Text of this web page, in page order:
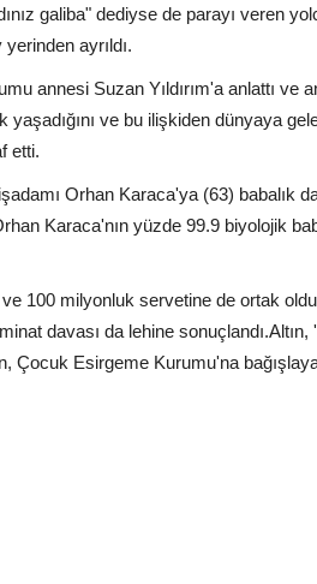
galiba" dediyse de parayı veren
ayrıldı.
annesi Suzan Yıldırım'a anlattı ve
yaşadığını ve bu ilişkiden dünyaya
etti.
Orhan Karaca'ya (63) babalık
Karaca'nın yüzde 99.9 biyolojik
100 milyonluk servetine de ortak
davası da lehine sonuçlandı.Altın,
Çocuk Esirgeme Kurumu'na